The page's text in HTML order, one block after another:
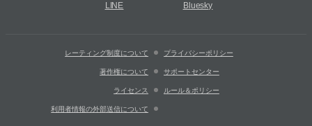
LINE Bluesky
レーティング制度について プライバシーポリシー
著作権について サポートセンター
ライセンス ルール＆ポリシー
利用者情報の外部送信について